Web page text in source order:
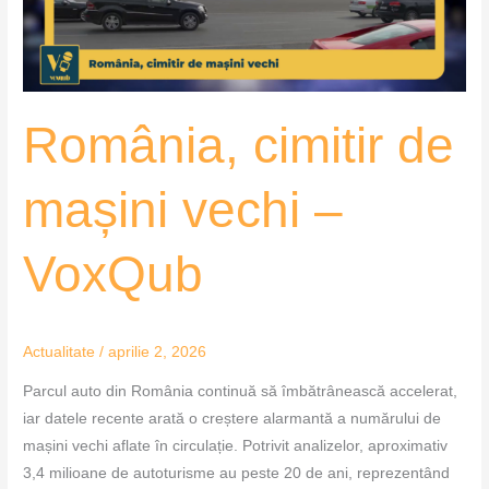
România, cimitir de
mașini vechi –
VoxQub
Actualitate /aprilie 2, 2026
Parcul auto din România continuă să îmbătrânească accelerat,
iar datele recente arată o creștere alarmantă a numărului de
mașini vechi aflate în circulație. Potrivit analizelor, aproximativ
3,4 milioane de autoturisme au peste 20 de ani, reprezentând
VoxQub